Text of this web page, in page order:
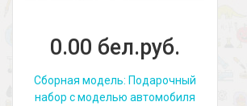
0.00 бел.руб.
Сборная модель: Подарочный
набор с моделью автомобиля